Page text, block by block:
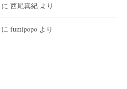
に 西尾真紀 より
に fumipopo より